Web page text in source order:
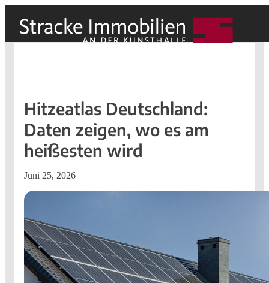
Hitzeatlas Deutschland:
Daten zeigen, wo es am
heißesten wird
Juni 25, 2026